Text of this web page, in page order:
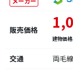
販売価格
建物価格
交通
両毛